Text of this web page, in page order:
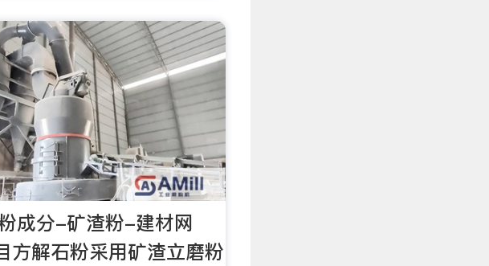
成分-矿渣粉-建材网
方解石粉采用矿渣立磨粉